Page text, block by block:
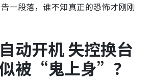
一段落，谁不知真正的恐怖才刚刚
动开机 失控换台
被“鬼上身”？